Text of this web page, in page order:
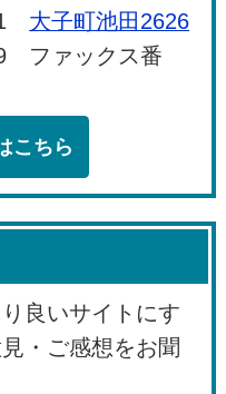
大子町池田2626
ファックス番
こちら
良いサイトにす
・ご感想をお聞